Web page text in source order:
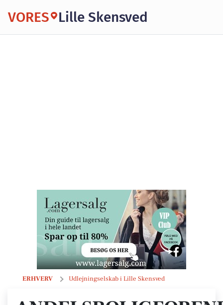
VORES Lille Skensved
ERHVERV Udlejningselskab i Lille Skensved
Andelsboligforeningen Snogebækken